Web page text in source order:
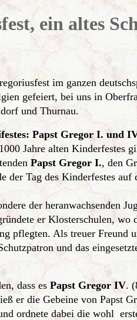
ein altes
im ganzen
gefeiert, bei uns in
und Thurnau.
Papst Gregor I. und
Jahre alten Kinderfestes
Papst Gregor I., den
der Tag des Kinderfestes auf
der heranwachsenden
er Klosterschulen,
pflegten. Als treuer Freund
und das
dass es Papst Gregor IV.
er die Gebeine von Papst
ordnete dabei die wohl